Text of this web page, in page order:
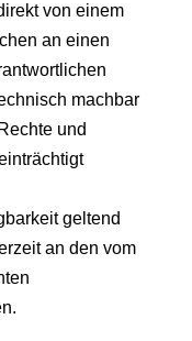
von einem
an einen
machbar
und
geltend
an den vom